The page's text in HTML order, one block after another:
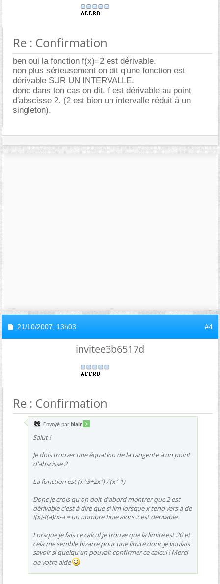
Re : Confirmation
ben oui la fonction f(x)=2 est dérivable.
non plus sérieusement on dit q'une fonction est
dérivable SUR UN INTERVALLE.
donc dans ton cas on dit, f est dérivable au point
d'abscisse 2. (2 est bien un intervalle réduit à un
singleton).
21/10/2007, 13h03 #4
invitee3b6517d
Re : Confirmation
Envoyé par blair
Salut !
Je dois trouver une équation de la tangente à un point
d'abscisse 2
La fonction est (x^3+2x²) / (x²-1)
Donc je crois qu'on doit d'abord montrer que 2 est
dérivable c'est à dire que si lim lorsque x tend vers a de
f(x)-f(a)/x-a = un nombre finie alors 2 est dérivable.
Lorsque je fais ce calcul je trouve que la limite est 20 et
cela me semble bizarre pour une limite donc je voulais
savoir si quelqu'un pouvait confirmer ce calcul ! Merci
de votre aide